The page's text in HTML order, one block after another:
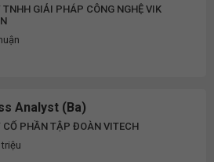
TNHH GIẢI PHÁP CÔNG NGHỆ VIK
Analyst (Ba)
CỔ PHẦN TẬP ĐOÀN VITECH
triệu